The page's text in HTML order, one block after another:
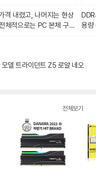
격 내렸고, 나머지는 현상
체적으로는 PC 본체 구매
용량
델 트라이던트 Z5 로얄 네오
전체보기